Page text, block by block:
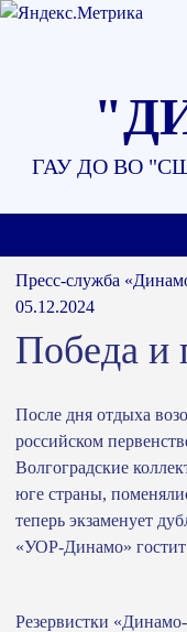
ГАУ ДО ВО
Пресс-служба
05.12.2024
Победа и
После дня отдыха
российском
Волгоградские
юге страны,
теперь экзаменует
«УОР-Динамо»
Резервистки